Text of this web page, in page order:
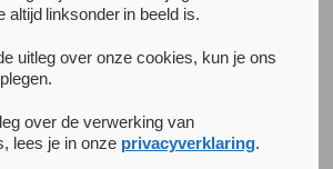
voor depressie, Doe en Voel, biedt een
om deze mensen op laagdrempelige
onderzoek weten we dat dit
gesteund en begeleid. Kappers
oor en in de kappersstoel
altijd linksonder in beeld is.
uitleg over onze cookies, kun je ons
over de verwerking van
lees je in onze privacyverklaring.